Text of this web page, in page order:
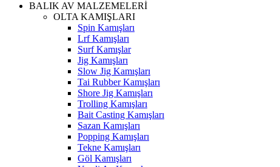
BALIK AV MALZEMELERİ
OLTA KAMIŞLARI
Spin Kamışları
Lrf Kamışları
Surf Kamışlar
Jig Kamışları
Slow Jig Kamışları
Tai Rubber Kamışları
Shore Jig Kamışları
Trolling Kamışları
Bait Casting Kamışları
Sazan Kamışları
Popping Kamışları
Tekne Kamışları
Göl Kamışları